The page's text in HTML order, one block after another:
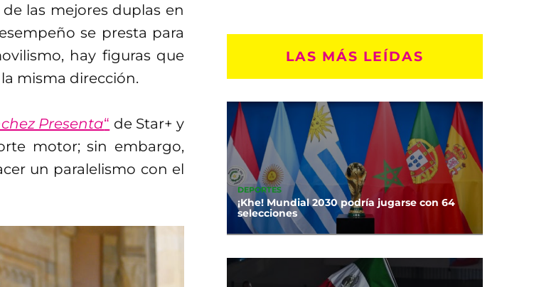
las mejores duplas en
se presta para
hay figuras que
misma dirección.
Presenta“ de Star+ y
motor; sin embargo,
un paralelismo con el
LAS MÁS LEÍDAS
DEPORTES
¡Khe! Mundial 2030 podría jugarse con 64
selecciones